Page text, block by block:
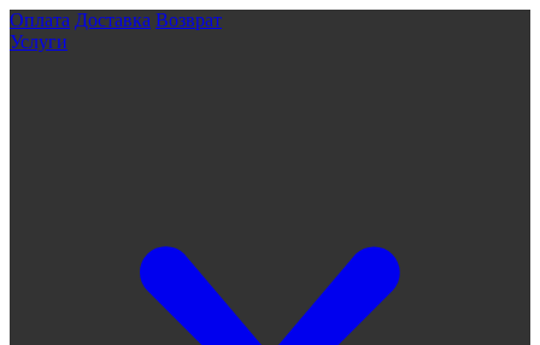
Оплата Доставка Возврат
Услуги